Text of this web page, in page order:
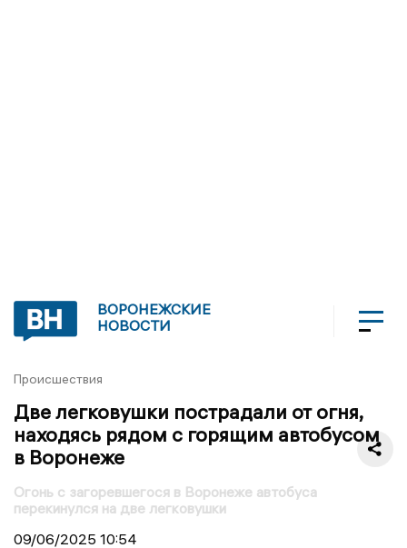
ВОРОНЕЖСКИЕ
НОВОСТИ
Происшествия
Две легковушки пострадали от огня,
находясь рядом с горящим автобусом
в Воронеже
Огонь с загоревшегося в Воронеже автобуса
перекинулся на две легковушки
09/06/2025 10:54